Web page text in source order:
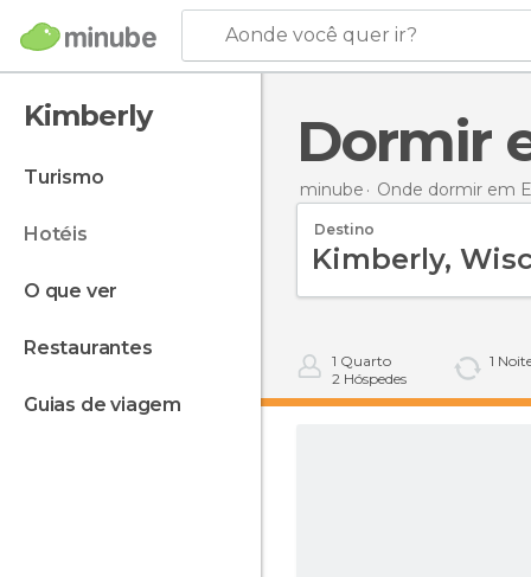
Aonde você quer ir?
Kimberly
turismo
hotéis
o que ver
restaurantes
guias de viagem
minube Onde dormir em
Destino
1 Quarto
2 Hóspedes
1